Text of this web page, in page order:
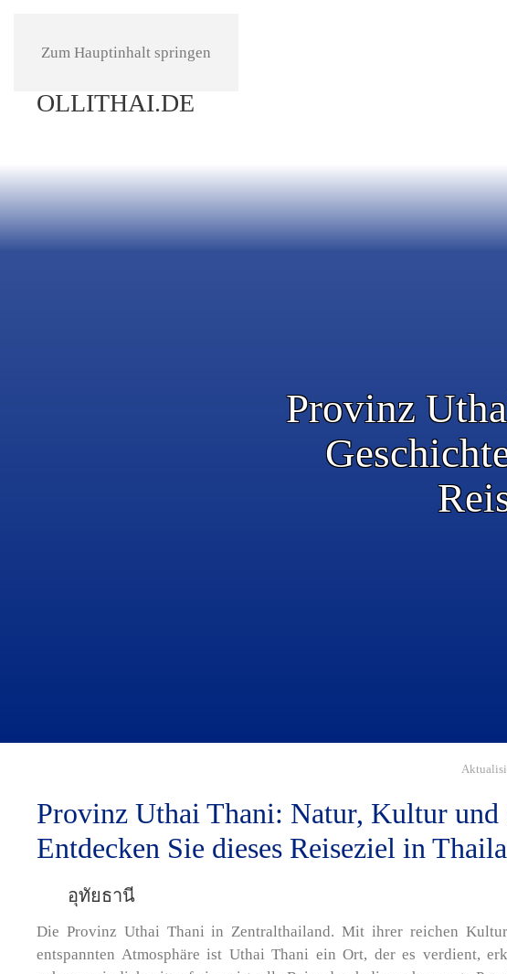
Zum Hauptinhalt springen
Provinz
Provinz Uthai Thani: Natur, Kultur und
Entdecken Sie dieses Reiseziel in
อุทัยธานี
Die Provinz Uthai Thani in Zentralthailand. Mit ihrer reichen
entspannten Atmosphäre ist Uthai Thani ein Ort, der es verdient,